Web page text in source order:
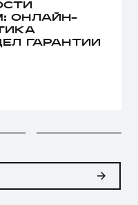
ОНЛАЙН-
ГАРАНТИИ